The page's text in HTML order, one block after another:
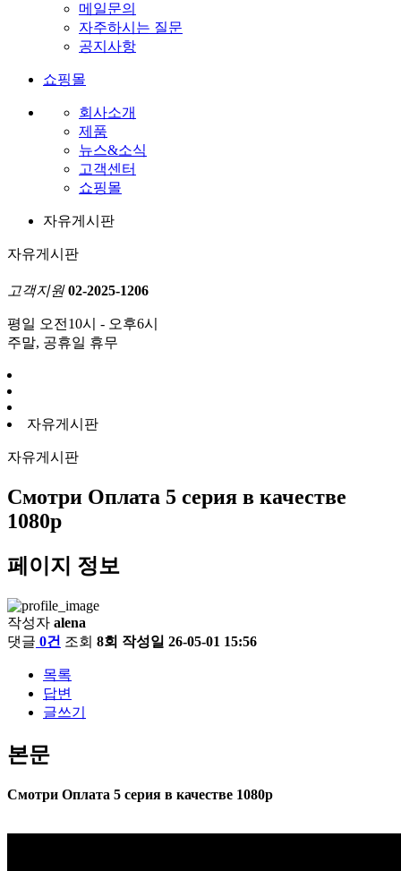
메일문의
자주하시는 질문
공지사항
쇼핑몰
회사소개
제품
뉴스&소식
고객센터
쇼핑몰
자유게시판
자유게시판
고객지원 02-2025-1206
평일 오전10시 - 오후6시
주말, 공휴일 휴무
자유게시판
자유게시판
Смотри Оплата 5 серия в качестве
1080p
페이지 정보
작성자 alena
댓글 0건 조회 8회 작성일 26-05-01 15:56
목록
답변
글쓰기
본문
Смотри Оплата 5 серия в качестве 1080p